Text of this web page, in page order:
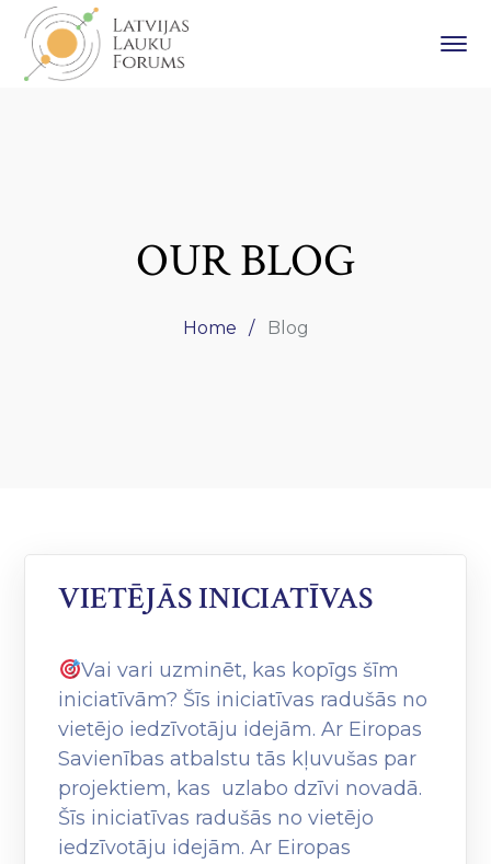
OUR BLOG
Home Blog
VIETĒJĀS INICIATĪVAS
Vai vari uzminēt, kas kopīgs šīm
iniciatīvām? Šīs iniciatīvas radušās no
vietējo iedzīvotāju idejām. Ar Eiropas
Savienības atbalstu tās kļuvušas par
projektiem, kas uzlabo dzīvi novadā.
Šīs iniciatīvas radušās no vietējo
iedzīvotāju idejām. Ar Eiropas